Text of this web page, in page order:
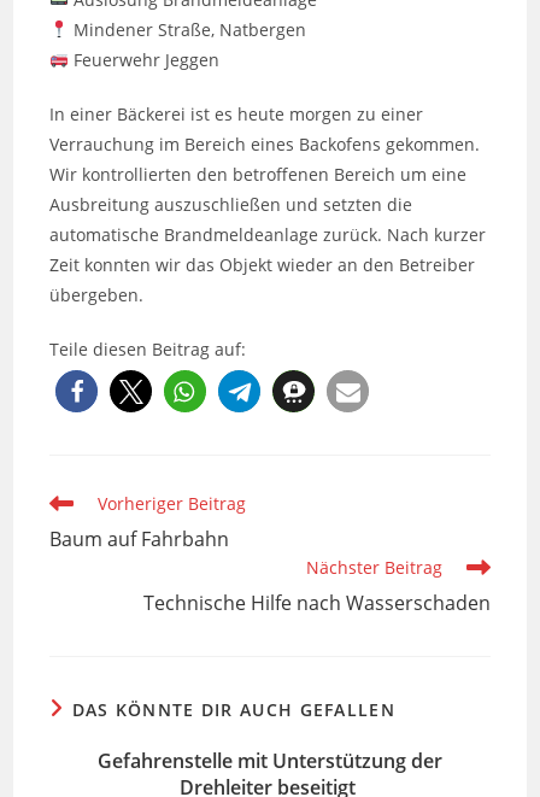
Mindener Straße, Natbergen
Feuerwehr Jeggen
In einer Bäckerei ist es heute morgen zu einer
Verrauchung im Bereich eines Backofens gekommen.
Wir kontrollierten den betroffenen Bereich um eine
Ausbreitung auszuschließen und setzten die
automatische Brandmeldeanlage zurück. Nach kurzer
Zeit konnten wir das Objekt wieder an den Betreiber
übergeben.
Teile diesen Beitrag auf:
Weitere
ansehen
Vorheriger Beitrag
Baum auf Fahrbahn
Nächster Beitrag
Technische Hilfe nach Wasserschaden
DAS KÖNNTE DIR AUCH GEFALLEN
Gefahrenstelle mit Unterstützung der
Drehleiter beseitigt